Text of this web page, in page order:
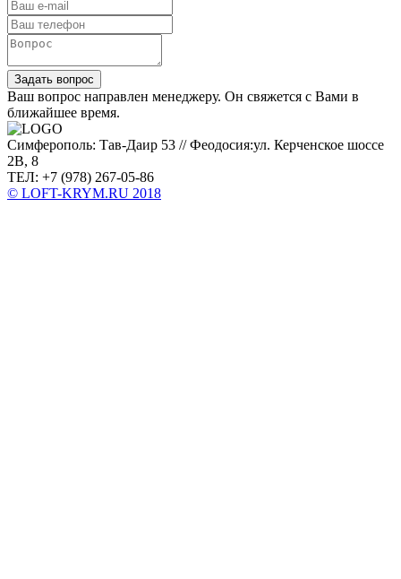
Задать вопрос
Ваш вопрос направлен менеджеру. Он свяжется с Вами в
ближайшее время.
Симферополь: Тав-Даир 53 // Феодосия:ул. Керченское шоссе
2В, 8
ТЕЛ: +7 (978) 267-05-86
© LOFT-KRYM.RU 2018